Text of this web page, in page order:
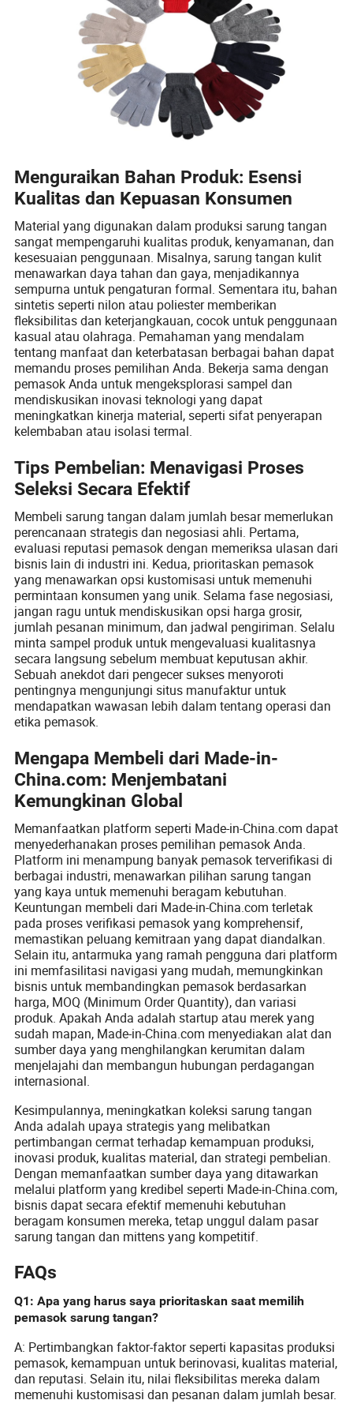
Menguraikan Bahan Produk: Esensi
Kualitas dan Kepuasan Konsumen
Material yang digunakan dalam produksi sarung tangan
sangat mempengaruhi kualitas produk, kenyamanan, dan
kesesuaian penggunaan. Misalnya, sarung tangan kulit
menawarkan daya tahan dan gaya, menjadikannya
sempurna untuk pengaturan formal. Sementara itu, bahan
sintetis seperti nilon atau poliester memberikan
fleksibilitas dan keterjangkauan, cocok untuk penggunaan
kasual atau olahraga. Pemahaman yang mendalam
tentang manfaat dan keterbatasan berbagai bahan dapat
memandu proses pemilihan Anda. Bekerja sama dengan
pemasok Anda untuk mengeksplorasi sampel dan
mendiskusikan inovasi teknologi yang dapat
meningkatkan kinerja material, seperti sifat penyerapan
kelembaban atau isolasi termal.
Tips Pembelian: Menavigasi Proses
Seleksi Secara Efektif
Membeli sarung tangan dalam jumlah besar memerlukan
perencanaan strategis dan negosiasi ahli. Pertama,
evaluasi reputasi pemasok dengan memeriksa ulasan dari
bisnis lain di industri ini. Kedua, prioritaskan pemasok
yang menawarkan opsi kustomisasi untuk memenuhi
permintaan konsumen yang unik. Selama fase negosiasi,
jangan ragu untuk mendiskusikan opsi harga grosir,
jumlah pesanan minimum, dan jadwal pengiriman. Selalu
minta sampel produk untuk mengevaluasi kualitasnya
secara langsung sebelum membuat keputusan akhir.
Sebuah anekdot dari pengecer sukses menyoroti
pentingnya mengunjungi situs manufaktur untuk
mendapatkan wawasan lebih dalam tentang operasi dan
etika pemasok.
Mengapa Membeli dari Made-in-
China.com: Menjembatani
Kemungkinan Global
Memanfaatkan platform seperti Made-in-China.com dapat
menyederhanakan proses pemilihan pemasok Anda.
Platform ini menampung banyak pemasok terverifikasi di
berbagai industri, menawarkan pilihan sarung tangan
yang kaya untuk memenuhi beragam kebutuhan.
Keuntungan membeli dari Made-in-China.com terletak
pada proses verifikasi pemasok yang komprehensif,
memastikan peluang kemitraan yang dapat diandalkan.
Selain itu, antarmuka yang ramah pengguna dari platform
ini memfasilitasi navigasi yang mudah, memungkinkan
bisnis untuk membandingkan pemasok berdasarkan
harga, MOQ (Minimum Order Quantity), dan variasi
produk. Apakah Anda adalah startup atau merek yang
sudah mapan, Made-in-China.com menyediakan alat dan
sumber daya yang menghilangkan kerumitan dalam
menjelajahi dan membangun hubungan perdagangan
internasional.
Kesimpulannya, meningkatkan koleksi sarung tangan
Anda adalah upaya strategis yang melibatkan
pertimbangan cermat terhadap kemampuan produksi,
inovasi produk, kualitas material, dan strategi pembelian.
Dengan memanfaatkan sumber daya yang ditawarkan
melalui platform yang kredibel seperti Made-in-China.com,
bisnis dapat secara efektif memenuhi kebutuhan
beragam konsumen mereka, tetap unggul dalam pasar
sarung tangan dan mittens yang kompetitif.
FAQs
Q1: Apa yang harus saya prioritaskan saat memilih
pemasok sarung tangan?
A: Pertimbangkan faktor-faktor seperti kapasitas produksi
pemasok, kemampuan untuk berinovasi, kualitas material,
dan reputasi. Selain itu, nilai fleksibilitas mereka dalam
memenuhi kustomisasi dan pesanan dalam jumlah besar.